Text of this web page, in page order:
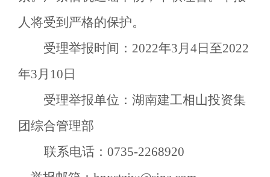
人将受到严格的保护。
受理举报时间： 2022年3月 4日至2022
年3月 10 日
受理举报单位：湖南建工相山投资集
团综合管理部
联系电话： 0735-2268920